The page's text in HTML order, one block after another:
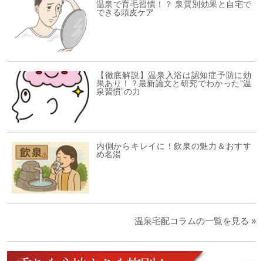
温泉で育毛習慣！？ 泉質別効果と自宅で
できる頭皮ケア
【徹底解説】温泉入浴は認知症予防に効
果あり！？最新論文と研究でわかった“温
泉習慣”の力
内側からキレイに！飲泉の魅力＆おすす
め名湯
温泉宅配コラムの一覧を見る »